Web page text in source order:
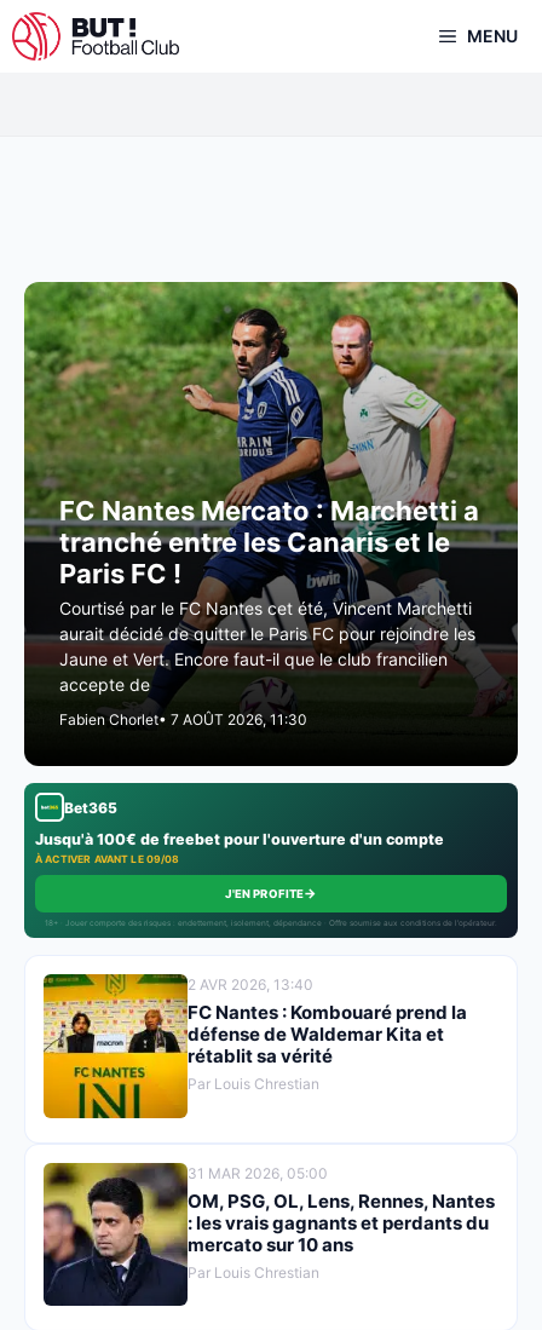
Aller
au
MENU
FC Nantes Mercato : Marchetti a
tranché entre les Canaris et le
Paris FC !
Courtisé par le FC Nantes cet été, Vincent Marchetti
aurait décidé de quitter le Paris FC pour rejoindre les
Jaune et Vert. Encore faut-il que le club francilien
accepte de
Fabien Chorlet• 7 AOÛT 2026, 11:30
Bet365
Jusqu'à 100€ de freebet pour l'ouverture d'un compte
À ACTIVER AVANT LE 09/08
J'EN PROFITE→
18+ · Jouer comporte des risques : endettement, isolement, dépendance · Offre soumise aux conditions de l’opérateur.
2 AVR 2026, 13:40
FC Nantes : Kombouaré prend la
défense de Waldemar Kita et
rétablit sa vérité
Par Louis Chrestian
31 MAR 2026, 05:00
OM, PSG, OL, Lens, Rennes, Nantes
: les vrais gagnants et perdants du
mercato sur 10 ans
Par Louis Chrestian